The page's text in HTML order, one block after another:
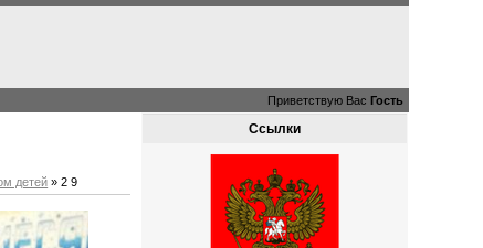
Приветствую Вас Гость
детей » 2 9
Ссылки